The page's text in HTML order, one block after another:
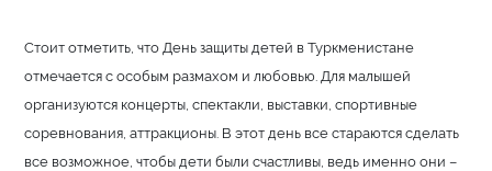
Стоит отметить, что День защиты детей в Туркменистане
отмечается с особым размахом и любовью. Для малышей
организуются концерты, спектакли, выставки, спортивные
соревнования, аттракционы. В этот день все стараются сделать
все возможное, чтобы дети были счастливы, ведь именно они –